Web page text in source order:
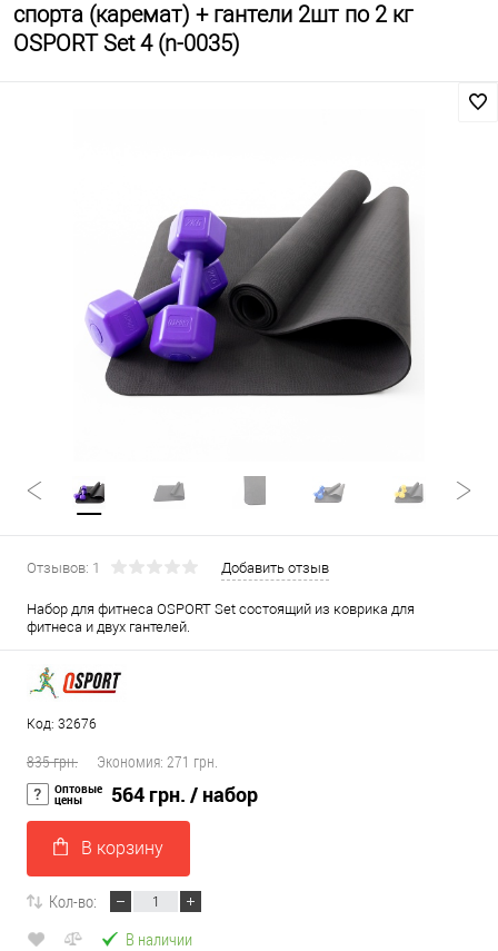
спорта (каремат) + гантели 2шт по 2 кг
OSPORT Set 4 (n-0035)
Отзывов: 1 Добавить отзыв
Набор для фитнеса OSPORT Set состоящий из коврика для
фитнеса и двух гантелей.
Код: 32676
835 грн. Экономия: 271 грн.
Оптовые
цены 564 грн. / набор
В корзину
Кол-во:
В наличии